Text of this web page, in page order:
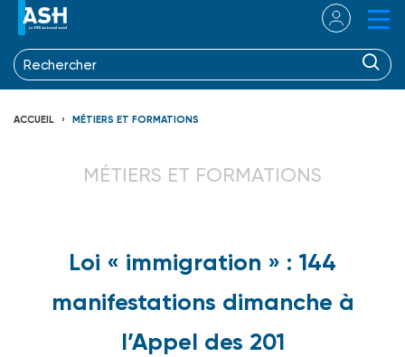
ACCUEIL MÉTIERS ET FORMATIONS
MÉTIERS ET FORMATIONS
Loi « immigration » : 144
manifestations dimanche à
l’Appel des 201